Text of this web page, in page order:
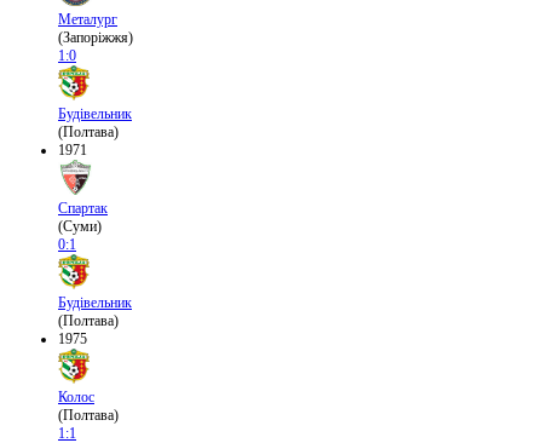
Металург
(Запоріжжя)
1:0
Будівельник
(Полтава)
1971
Спартак
(Суми)
0:1
Будівельник
(Полтава)
1975
Колос
(Полтава)
1:1